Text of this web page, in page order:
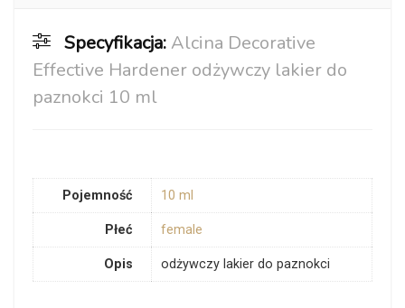
Specyfikacja: Alcina Decorative
Effective Hardener odżywczy lakier do
paznokci 10 ml
Pojemność 10 ml
Płeć female
Opis odżywczy lakier do paznokci